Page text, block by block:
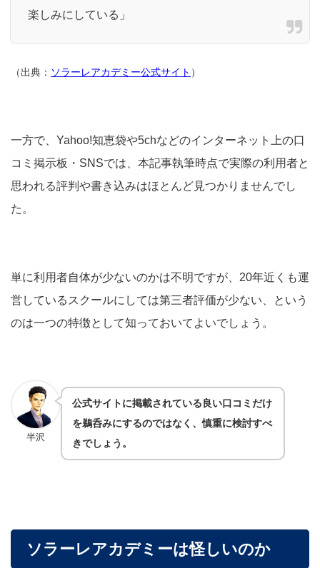
楽しみにしている」
（出典： ソラーレアカデミー公式サイト ）
一方で、Yahoo!知恵袋や5chなどのインターネット上の口
コミ掲示板・SNSでは、本記事執筆時点で実際の利用者と
思われる評判や書き込みはほとんど見つかりませんでし
た。
単に利用者自体が少ないのかは不明ですが、20年近くも運
営しているスクールにしては第三者評価が少ない、という
のは一つの特徴として知っておいてよいでしょう。
半沢
公式サイトに掲載されている良い口コミだけ
を鵜呑みにするのではなく、慎重に検討すべ
きでしょう。
ソラーレアカデミーは怪しいのか